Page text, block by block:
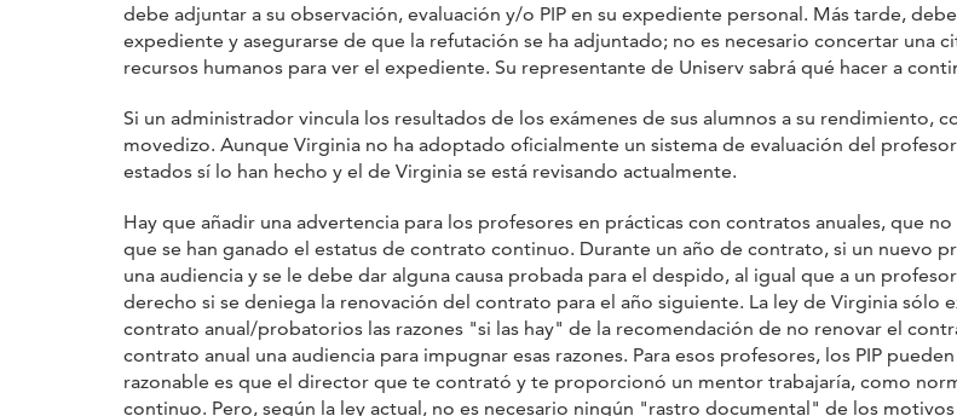
debe adjuntar a su observación, evaluación y/o PIP en su expediente personal. Más tarde,
expediente y asegurarse de que la refutación se ha adjuntado; no es necesario concertar una
recursos humanos para ver el expediente. Su representante de Uniserv sabrá qué hacer a
Si un administrador vincula los resultados de los exámenes de sus alumnos a su rendimiento,
movedizo. Aunque Virginia no ha adoptado oficialmente un sistema de evaluación del
estados sí lo han hecho y el de Virginia se está revisando actualmente.
Hay que añadir una advertencia para los profesores en prácticas con contratos anuales, que
que se han ganado el estatus de contrato continuo. Durante un año de contrato, si un nuevo
una audiencia y se le debe dar alguna causa probada para el despido, al igual que a un
derecho si se deniega la renovación del contrato para el año siguiente. La ley de Virginia
contrato anual/probatorios las razones "si las hay" de la recomendación de no renovar el
contrato anual una audiencia para impugnar esas razones. Para esos profesores, los PIP
razonable es que el director que te contrató y te proporcionó un mentor trabajaría, como
continuo. Pero, según la ley actual, no es necesario ningún "rastro documental" de los